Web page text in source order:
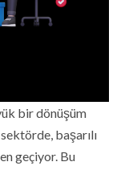
bir dönüşüm
başarılı
geçiyor. Bu